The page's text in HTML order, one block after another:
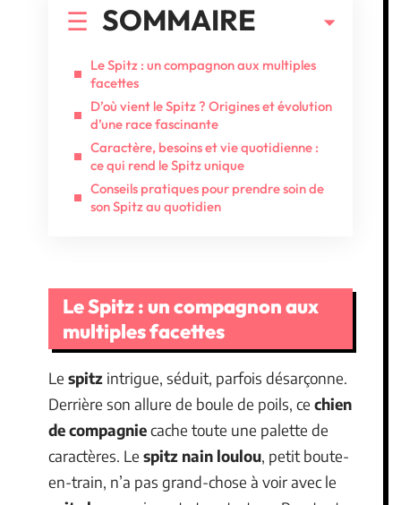
SOMMAIRE
Le Spitz : un compagnon aux multiples
facettes
D’où vient le Spitz ? Origines et évolution
d’une race fascinante
Caractère, besoins et vie quotidienne :
ce qui rend le Spitz unique
Conseils pratiques pour prendre soin de
son Spitz au quotidien
Le Spitz : un compagnon aux
multiples facettes
Le spitz intrigue, séduit, parfois désarçonne.
Derrière son allure de boule de poils, ce chien
de compagniecache toute une palette de
caractères. Le spitz nain loulou, petit boute-
en-train, n’a pas grand-chose à voir avec le